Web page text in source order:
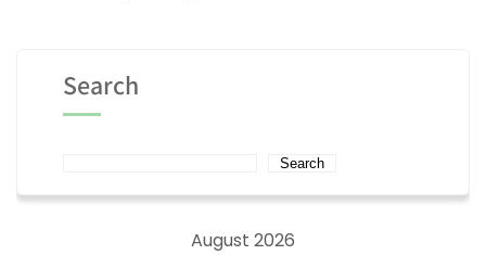
Search
Search
August 2026